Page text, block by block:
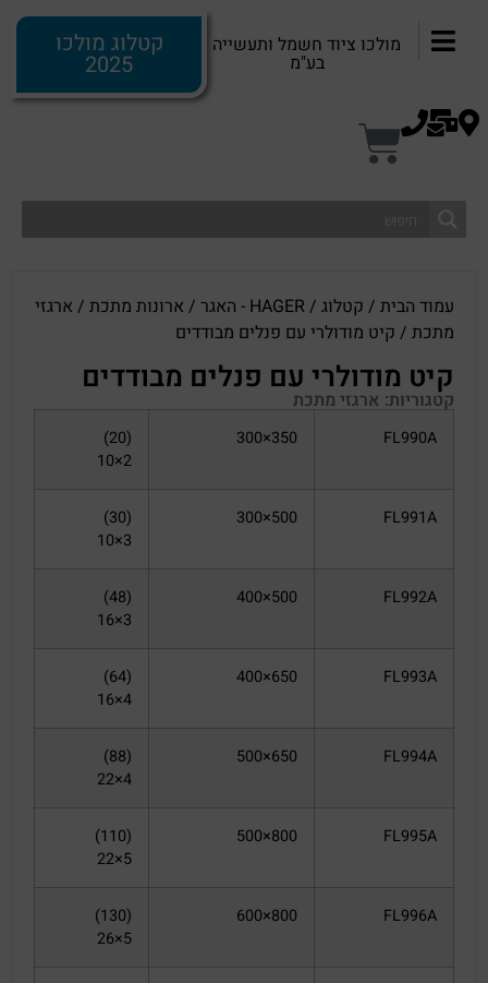
מולכו ציוד חשמל ותעשייה
בע"מ
קטלוג מולכו
2025
עמוד הבית / קטלוג /HAGER - האגר / ארונות מתכת / ארגזי
מתכת / קיט מודולרי עם פנלים מבודדים
קיט מודולרי עם פנלים מבודדים
קטגוריות: ארגזי מתכת
FL990A
350×300
(20)
2×10
FL991A
500×300
(30)
3×10
FL992A
500×400
(48)
3×16
FL993A
650×400
(64)
4×16
FL994A
650×500
(88)
4×22
FL995A
800×500
(110)
5×22
FL996A
800×600
(130)
5×26